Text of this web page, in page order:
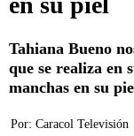
Tahiana Bueno
que se realiza en
manchas en su
Por: Caracol Televisión